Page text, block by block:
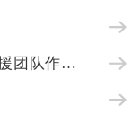
攻城掠地觉醒马超技巧是如何支援团队作战的